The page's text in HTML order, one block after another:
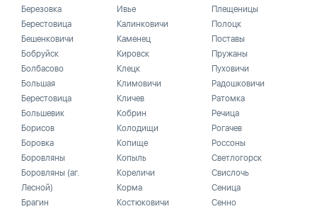
Березовка
Берестовица
Бешенковичи
Бобруйск
Болбасово
Большая
Берестовица
Большевик
Борисов
Боровка
Боровляны
Боровляны (аг.
Лесной)
Брагин
Ивье
Калинковичи
Каменец
Кировск
Клецк
Климовичи
Кличев
Кобрин
Колодищи
Копище
Копыль
Кореличи
Корма
Костюковичи
Плещеницы
Полоцк
Поставы
Пружаны
Пуховичи
Радошковичи
Ратомка
Речица
Рогачев
Россоны
Светлогорск
Свислочь
Сеница
Сенно